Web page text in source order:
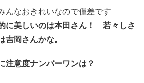
んなおきれいなので僅差です
に美しいのは本田さん！ 若々しさ
吉岡さんかな。
注意度ナンバーワンは？